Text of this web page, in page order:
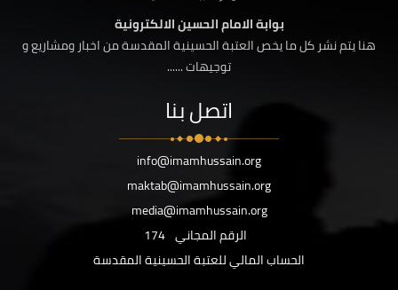
بوابة الامام الحسين الالكترونية
هنا يتم نشر كل ما يخص العتبة الحسينية المقدسة من اخبار ومشاريع و
توجيهات ......
اتصل بنا
info@imamhussain.org
maktab@imamhussain.org
media@imamhussain.org
الرقم المجاني 174
الحساب المالي للعتبة الحسينية المقدسة